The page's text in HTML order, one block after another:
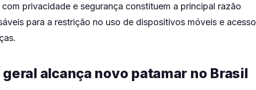
privacidade e segurança constituem a principal razão
para a restrição no uso de dispositivos móveis e acesso
alcança novo patamar no Brasil